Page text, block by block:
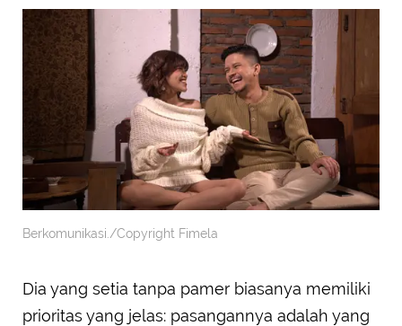
Berkomunikasi./Copyright Fimela
Dia yang setia tanpa pamer biasanya memiliki
prioritas yang jelas: pasangannya adalah yang